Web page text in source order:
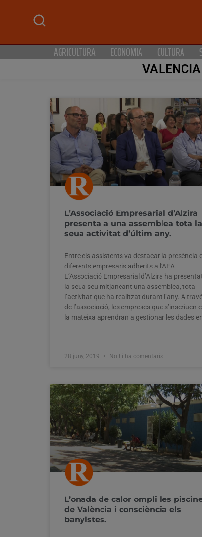
AGRICULTURA ECONOMIA CULTURA
VALENCIA
L’Associació Empresarial d’Alzira
presenta a una assemblea tota la
seua activitat d’últim any.
Entre els assistents va destacar la presència
diferents empresaris adherits a l’AEA.
L’Associació Empresarial d’Alzira ha
la seua seu mitjançant una assemblea, tota
l’activitat que ha realitzat durant l’any. A
de l’associació, les empreses que s’inscriuen
la mateixa aprendran a gestionar les dades
28 juny, 2019 No hi ha comentaris
L’onada de calor ompli les
de València i consciència els
banyistes.